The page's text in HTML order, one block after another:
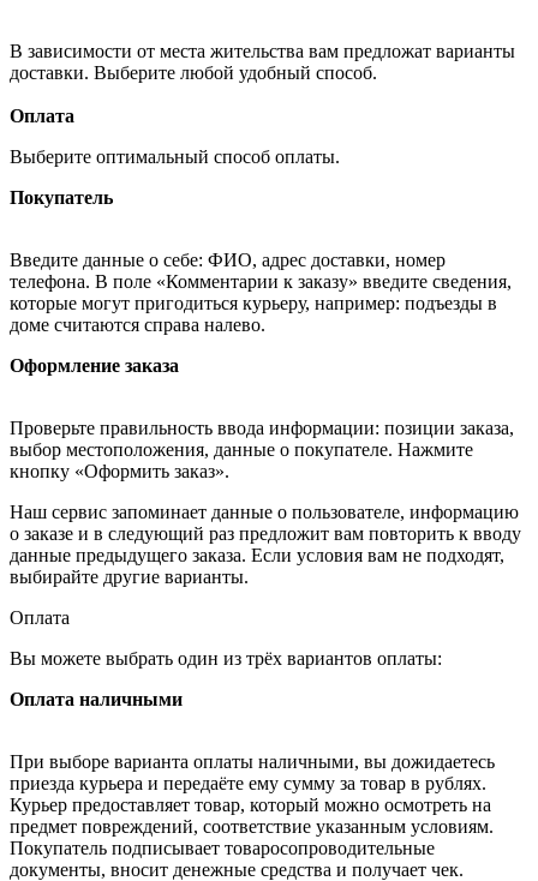
В зависимости от места жительства вам предложат варианты
доставки. Выберите любой удобный способ.
Оплата
Выберите оптимальный способ оплаты.
Покупатель
Введите данные о себе: ФИО, адрес доставки, номер
телефона. В поле «Комментарии к заказу» введите сведения,
которые могут пригодиться курьеру, например: подъезды в
доме считаются справа налево.
Оформление заказа
Проверьте правильность ввода информации: позиции заказа,
выбор местоположения, данные о покупателе. Нажмите
кнопку «Оформить заказ».
Наш сервис запоминает данные о пользователе, информацию
о заказе и в следующий раз предложит вам повторить к вводу
данные предыдущего заказа. Если условия вам не подходят,
выбирайте другие варианты.
Оплата
Вы можете выбрать один из трёх вариантов оплаты:
Оплата наличными
При выборе варианта оплаты наличными, вы дожидаетесь
приезда курьера и передаёте ему сумму за товар в рублях.
Курьер предоставляет товар, который можно осмотреть на
предмет повреждений, соответствие указанным условиям.
Покупатель подписывает товаросопроводительные
документы, вносит денежные средства и получает чек.